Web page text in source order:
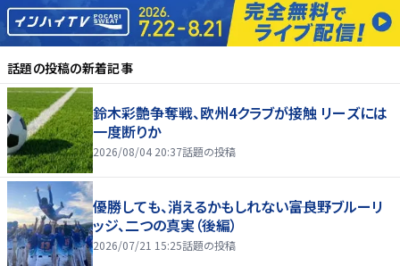
話題の投稿の新着記事
鈴木彩艶争奪戦、欧州4クラブが接触 リーズには
一度断りか
2026/08/04 20:37話題の投稿
優勝しても、消えるかもしれない――富良野ブルーリ
ッジ、二つの真実（後編）
2026/07/21 15:25話題の投稿